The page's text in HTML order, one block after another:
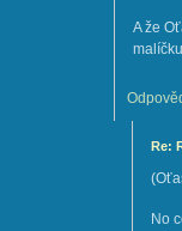
A že
Re:
(
No